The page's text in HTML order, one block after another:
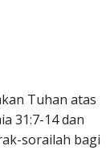
Tuhan atas
31:7-14 dan
sorailah bagi